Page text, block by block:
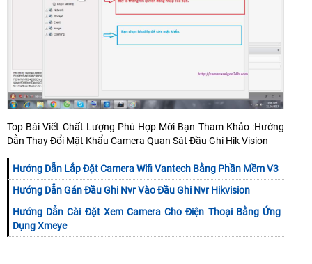
Top Bài Viết Chất Lượng Phù Hợp Mời Bạn Tham Khảo :Hướng
Dẫn Thay Đổi Mật Khẩu Camera Quan Sát Đầu Ghi Hik Vision
Hướng Dẫn Lắp Đặt Camera Wifi Vantech Bằng Phần Mềm V3
Hướng Dẫn Gán Đầu Ghi Nvr Vào Đầu Ghi Nvr Hikvision
Hướng Dẫn Cài Đặt Xem Camera Cho Điện Thoại Bằng Ứng
Dụng Xmeye